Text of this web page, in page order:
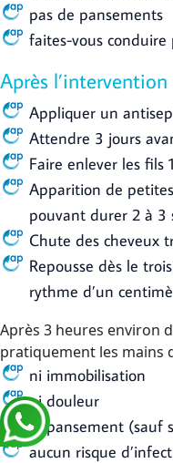
pas de pansements
faites-vous
Après l’intervention
Appliquer un
Attendre 3 jours
Faire enlever les fils
Apparition de
pouvant durer 2 à 3
Chute des cheveux
Repousse dès le
rythme d’un
Après 3 heures environ
pratiquement les mains
ni immobilisation
ni douleur
ni pansement (sauf
aucun risque